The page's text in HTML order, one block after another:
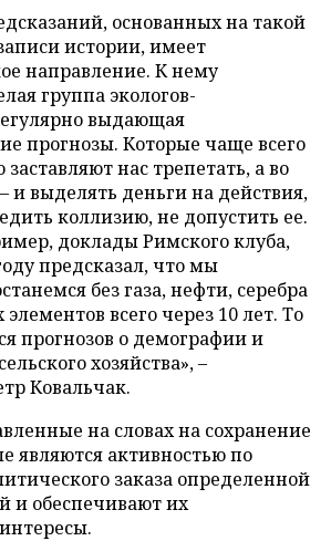
основанных на такой
истории, имеет
направление. К нему
группа экологов-
выдающая
прогнозы. Которые чаще всего
нас трепетать, а во
и выделять деньги на действия,
коллизию, не допустить ее.
доклады Римского клуба,
предсказал, что мы
без газа, нефти, серебра
всего через 10 лет. То
прогнозов о демографии и
хозяйства», –
Ковальчак.
на словах на сохранение
являются активностью по
заказа определенной
и обеспечивают их